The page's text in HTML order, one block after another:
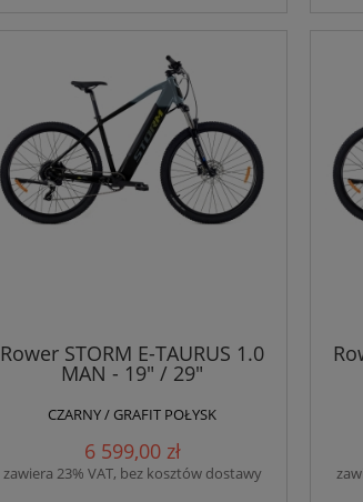
Rower STORM E-TAURUS 1.0
MAN - 19" / 29"
CZARNY / GRAFIT POŁYSK
6 599,00 zł
zawiera 23% VAT, bez kosztów dostawy